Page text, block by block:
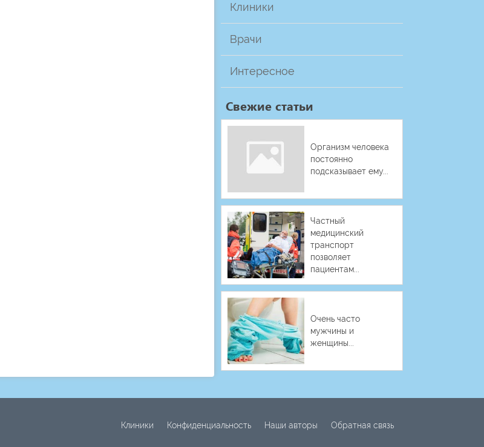
Клиники
Врачи
Интересное
Свежие статьи
Организм человека
постоянно
подсказывает ему...
Частный
медицинский
транспорт
позволяет
пациентам...
Очень часто
мужчины и
женщины...
Клиники Конфиденциальность Наши авторы Обратная связь